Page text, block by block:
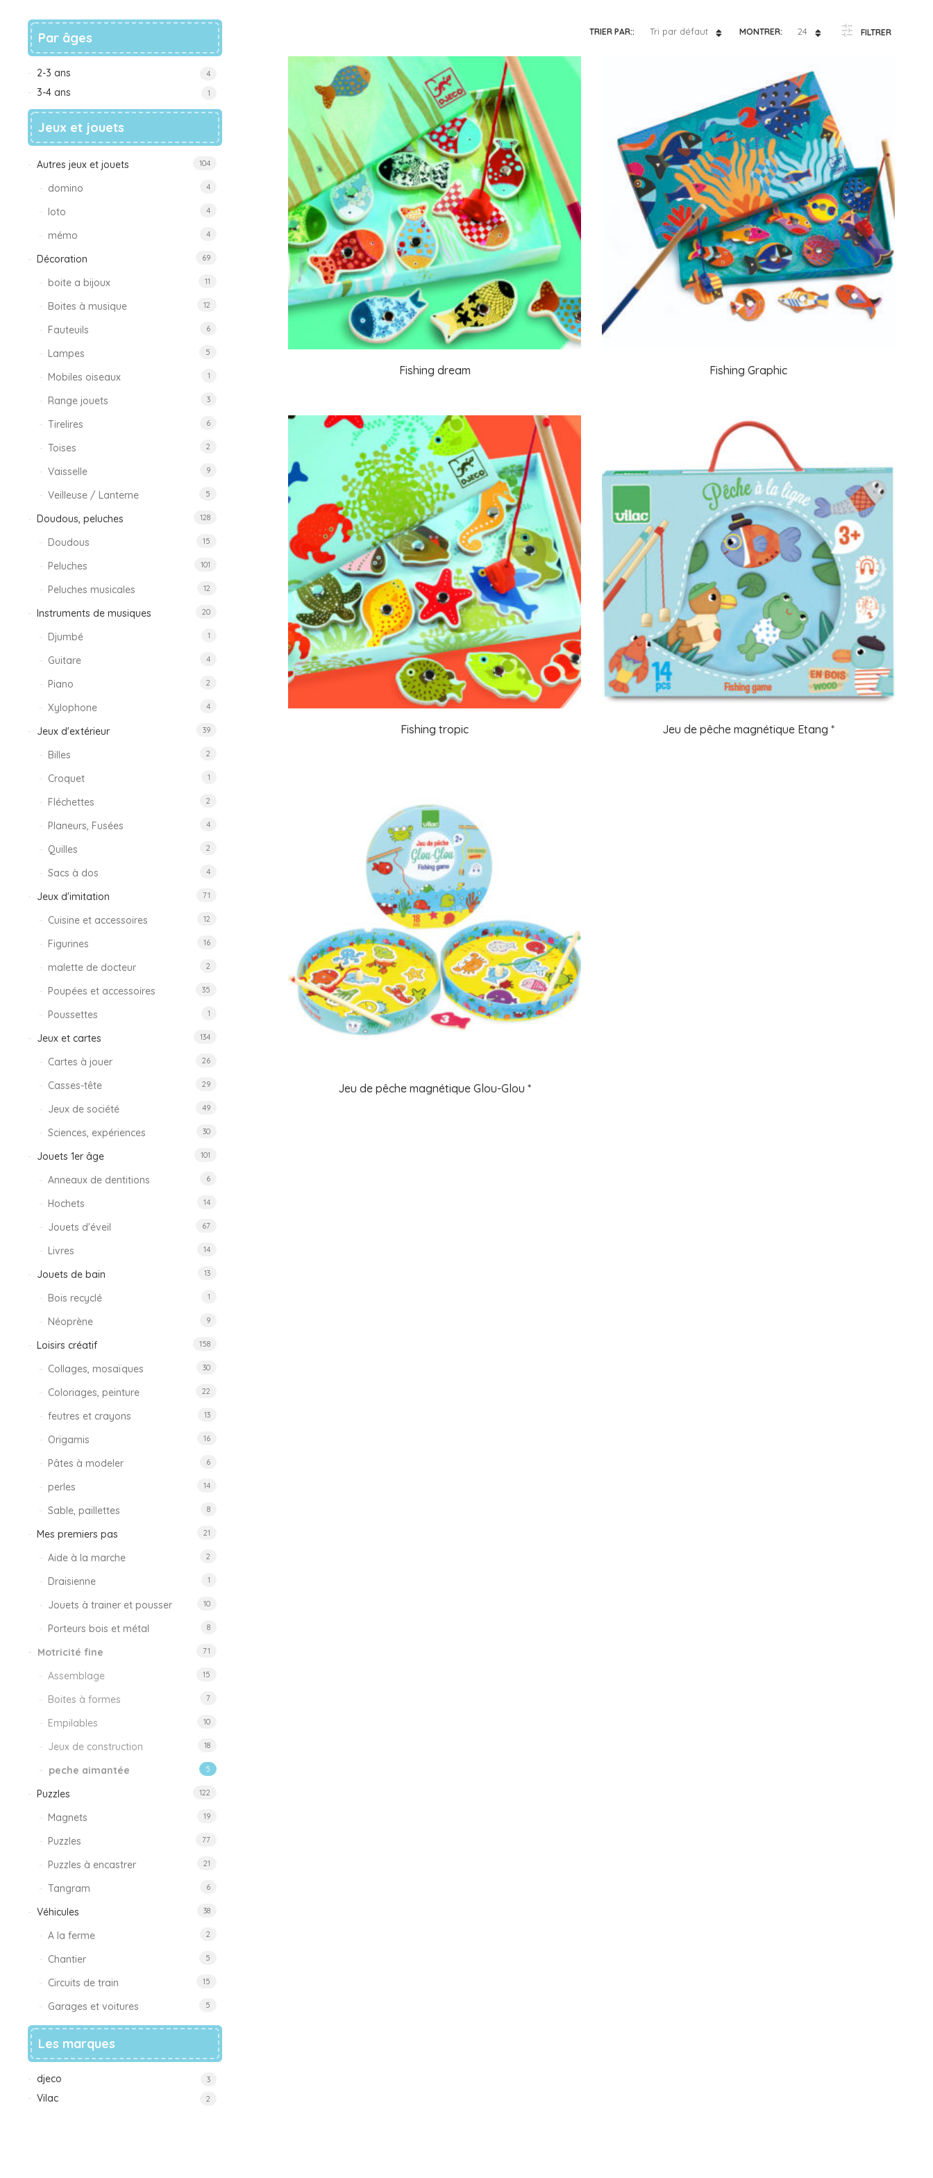
– De 5 à 6 ans
– Moulin Roty
– Plan Toys
– Sentosphère
– Souza
– Trousselier
– Vilac
FILTRER
MONTRER: 24
TRIER PAR:: Tri par défaut
Fishing dream Fishing Graphic
Fishing tropic Jeu de pêche magnétique Etang *
Jeu de pêche magnétique Glou-Glou *
Par âges
2-3 ans 4
3-4 ans 1
Jeux et jouets
Autres jeux et jouets 104
domino 4
loto 4
mémo 4
Décoration 69
boite a bijoux 11
Boites à musique 12
Fauteuils 6
Lampes 5
Mobiles oiseaux 1
Range jouets 3
Tirelires 6
Toises 2
Vaisselle 9
Veilleuse / Lanterne 5
Doudous, peluches 128
Doudous 15
Peluches 101
Peluches musicales 12
Instruments de musiques 20
Djumbé 1
Guitare 4
Piano 2
Xylophone 4
Jeux d'extérieur 39
Billes 2
Croquet 1
Fléchettes 2
Planeurs, Fusées 4
Quilles 2
Sacs à dos 4
Jeux d'imitation 71
Cuisine et accessoires 12
Figurines 16
malette de docteur 2
Poupées et accessoires 35
Poussettes 1
Jeux et cartes 134
Cartes à jouer 26
Casses-tête 29
Jeux de société 49
Sciences, expériences 30
Jouets 1er âge 101
Anneaux de dentitions 6
Hochets 14
Jouets d'éveil 67
Livres 14
Jouets de bain 13
Bois recyclé 1
Néoprène 9
Loisirs créatif 158
Collages, mosaïques 30
Coloriages, peinture 22
feutres et crayons 13
Origamis 16
Pâtes à modeler 6
perles 14
Sable, paillettes 8
Mes premiers pas 21
Aide à la marche 2
Draisienne 1
Jouets à trainer et pousser 10
Porteurs bois et métal 8
Motricité fine 71
Assemblage 15
Boites à formes 7
Empilables 10
Jeux de construction 18
peche aimantée 5
Puzzles 122
Magnets 19
Puzzles 77
Puzzles à encastrer 21
Tangram 6
Véhicules 38
A la ferme 2
Chantier 5
Circuits de train 15
Garages et voitures 5
Les marques
djeco 3
Vilac 2